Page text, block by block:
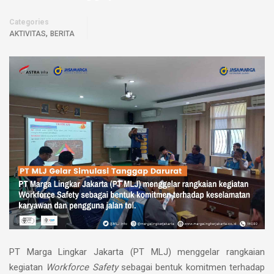
Categories
AKTIVITAS, BERITA
PT Marga Lingkar Jakarta (PT MLJ) menggelar rangkaian
kegiatan Workforce Safety sebagai bentuk komitmen terhadap